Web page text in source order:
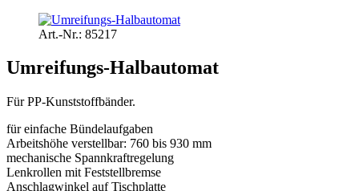
Art.-Nr.: 85217
Umreifungs-Halbautomat
Für PP-Kunststoffbänder.
für einfache Bündelaufgaben
Arbeitshöhe verstellbar: 760 bis 930 mm
mechanische Spannkraftregelung
Lenkrollen mit Feststellbremse
Anschlagwinkel auf Tischplatte